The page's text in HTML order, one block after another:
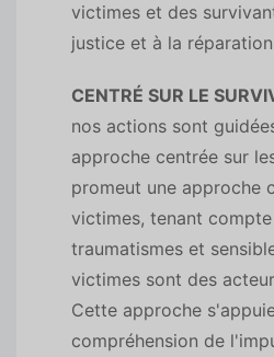
victimes et des
justice et à la
CENTRÉ SUR LE
nos actions sont
approche centrée sur
promeut une approche
victimes, tenant
traumatismes et
victimes sont des
Cette approche
compréhension de